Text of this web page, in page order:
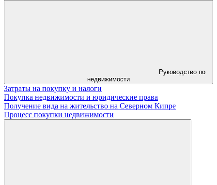
Руководство по
недвижимости
Затраты на покупку и налоги
Покупка недвижимости и юридические права
Получение вида на жительство на Северном Кипре
Процесс покупки недвижимости